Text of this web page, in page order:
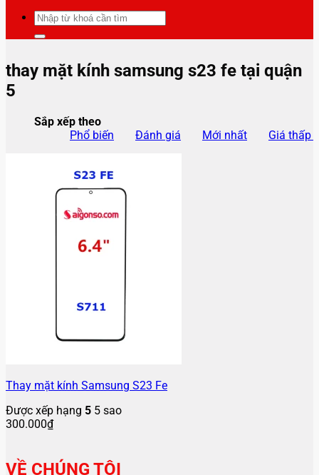
Tìm
kiếm:
thay mặt kính samsung s23 fe tại quận
5
Sắp xếp theo
Phổ biến
Đánh giá Mới nhất Giá thấp
Thay mặt kính Samsung S23 Fe
Được xếp hạng 5 5 sao
300.000₫
VỀ CHÚNG TÔI